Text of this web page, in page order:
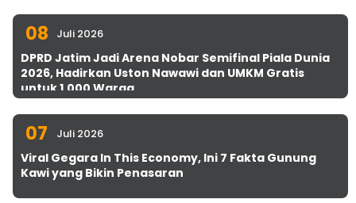
08 Juli 2026
DPRD Jatim Jadi Arena Nobar Semifinal Piala Dunia
2026, Hadirkan Uston Nawawi dan UMKM Gratis
untuk 1.000 Warga
07 Juli 2026
Viral Gegara In This Economy, Ini 7 Fakta Gunung
Kawi yang Bikin Penasaran